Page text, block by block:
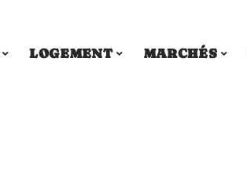
LOGEMENT MARCHÉS